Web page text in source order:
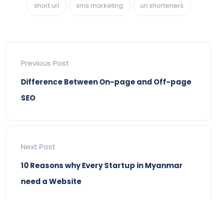
short url sms marketing url shorteners
Previous Post
Difference Between On-page and Off-page
SEO
Next Post
10 Reasons why Every Startup in Myanmar
need a Website